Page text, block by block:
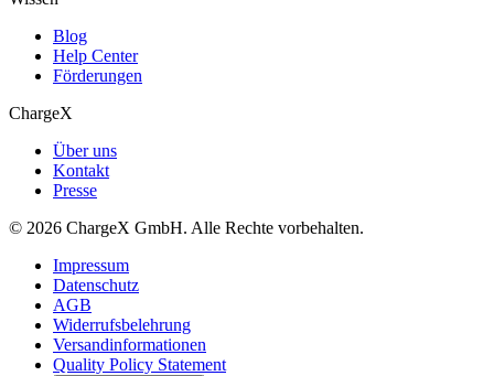
Blog
Help Center
Förderungen
ChargeX
Über uns
Kontakt
Presse
© 2026 ChargeX GmbH. Alle Rechte vorbehalten.
Impressum
Datenschutz
AGB
Widerrufsbelehrung
Versandinformationen
Quality Policy Statement